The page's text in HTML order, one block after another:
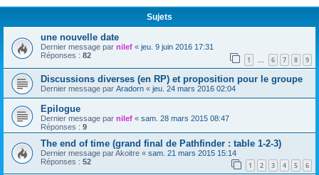
Sujets
une nouvelle date
Dernier message par nilef « jeu. 9 juin 2016 17:31
Réponses : 82 1 … 6 7 8 9
Discussions diverses (en RP) et proposition pour le groupe
Dernier message par Aradorn « jeu. 24 mars 2016 02:04
Epilogue
Dernier message par nilef « sam. 28 mars 2015 08:47
Réponses : 9
The end of time (grand final de Pathfinder : table 1-2-3)
Dernier message parAkoitre « sam. 21 mars 2015 15:14
Réponses : 52 1 2 3 4 5 6